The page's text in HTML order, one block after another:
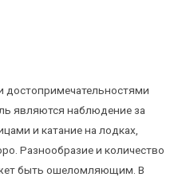
достопримечательностями
являются наблюдение за
и катание на лодках,
Разнообразие и количество
быть ошеломляющим. В